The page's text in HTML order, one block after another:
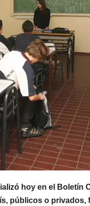
hoy en el Boletín
públicos o
7